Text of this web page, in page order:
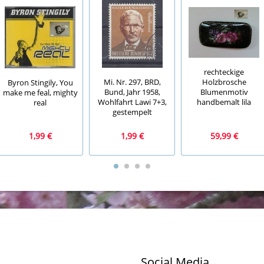
Byron Stingily, You
make me feal, mighty
real
1,99 €
Mi. Nr. 297, BRD,
Bund, Jahr 1958,
Wohlfahrt Lawi 7+3,
gestempelt
1,99 €
rechteckige
Holzbrosche
Blumenmotiv
handbemalt lila
59,99 €